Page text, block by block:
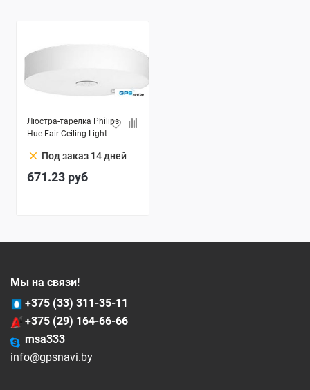
Люстра-тарелка Philips
Hue Fair Ceiling Light
clear Под заказ 14 дней
671.23 руб
Мы на связи!
+375 (33) 311-35-11
+375 (29) 164-66-66
msa333
info@gpsnavi.by